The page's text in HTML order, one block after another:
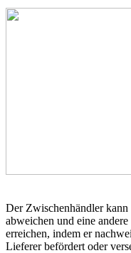
Der Zwischenhändler
abweichen und eine
erreichen, indem er
Lieferer befördert oder